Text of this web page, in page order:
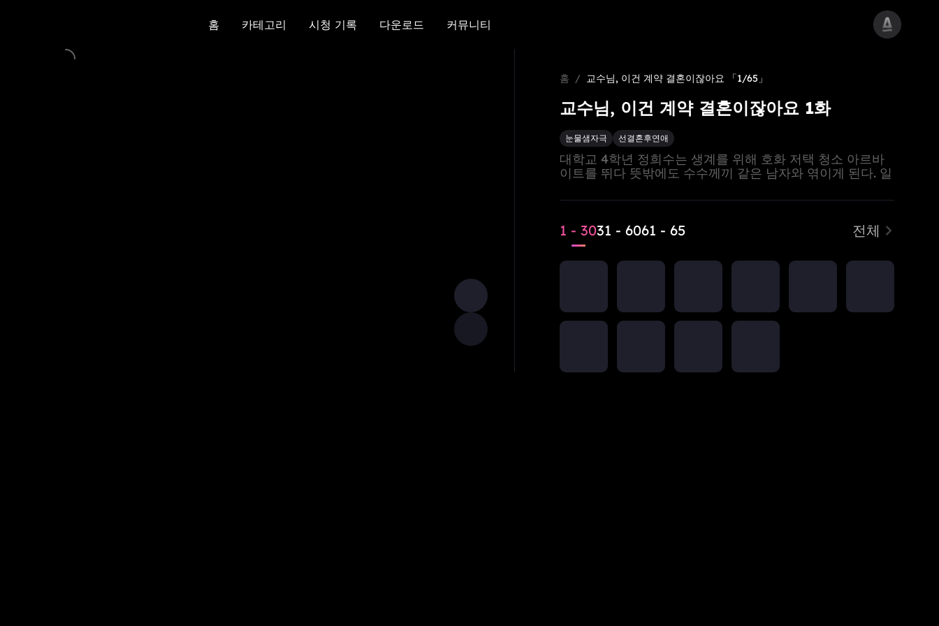
홈
카테고리
시청 기록
다운로드
커뮤니티
홈 / 교수님, 이건 계약 결혼이잖아요 「1/65」
교수님, 이건 계약 결혼이잖아요 1화
눈물샘자극 선결혼후연애
대학교 4학년 정희수는 생계를 위해 호화 저택 청소 아르바
이트를 뛰다 뜻밖에도 수수께끼 같은 남자와 엮이게 된다. 일
고 귀기 어린 특임 교수이자, 상업 제국을 손에 쥔 육씨 그룹
고치기 위한 천문학적 수술비가 코앞에 닥치고, 다른 한쪽으
로는 갑작스러운 임신이라는 청천벽력이 겹친다. 갈 곳 없이
막다른 골목에 몰린 정희수는 결국 육하진과 혼인 계약서에
1 - 3031 - 6061 - 65 전체